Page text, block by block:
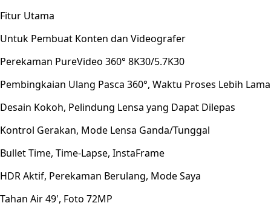
Fitur Utama
Untuk Pembuat Konten dan Videografer
Perekaman PureVideo 360° 8K30/5.7K30
Pembingkaian Ulang Pasca 360°, Waktu Proses Lebih Lama
Desain Kokoh, Pelindung Lensa yang Dapat Dilepas
Kontrol Gerakan, Mode Lensa Ganda/Tunggal
Bullet Time, Time-Lapse, InstaFrame
HDR Aktif, Perekaman Berulang, Mode Saya
Tahan Air 49', Foto 72MP